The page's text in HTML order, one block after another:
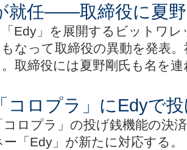
就任――取締役に夏
Edy」を展開するビットワ
なって取締役の異動を発表
取締役には夏野剛氏も名を
「コロプラ」にEdyで
コロプラ」の投げ銭機能の決
ー「Edy」が新たに対応する。